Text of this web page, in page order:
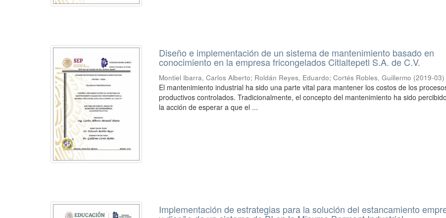
Diseño e implementación de un sistema de mantenimiento basado en
conocimiento en la empresa fricongelados Citlaltepetl S.A. de C.V.
Montiel Ibarra, Carlos Alberto; Roldán Reyes, Eduardo;Cortés Robles, Guillermo (2019-03)
El mantenimiento industrial ha sido una parte vital para mantener los costos de los
productivos controlados. Tradicionalmente, el concepto del mantenimiento ha sido
la acción de esperar a que el ...
Implementación de estrategias para la solución del estancamiento